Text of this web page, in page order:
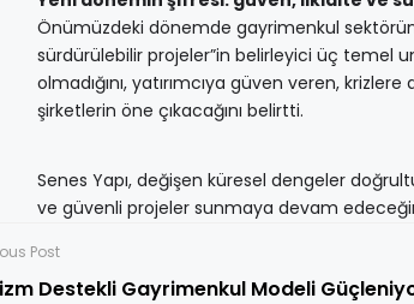
Önümüzdeki dönemde gayrimenkul
sürdürülebilir projeler”in belirleyici üç temel
olmadığını, yatırımcıya güven veren,
şirketlerin öne çıkacağını belirtti.
Senes Yapı, değişen küresel dengeler
ve güvenli projeler sunmaya devam
Post
Destekli Gayrimenkul Modeli